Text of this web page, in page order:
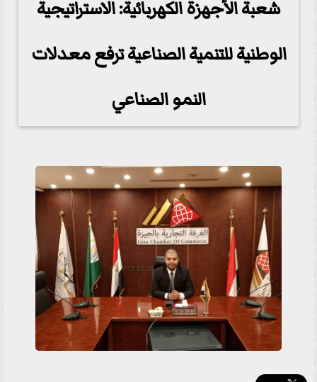
شعبة الأجهزة الكهربائية: الاستراتيجية
الوطنية للتنمية الصناعية ترفع معدلات
النمو الصناعي